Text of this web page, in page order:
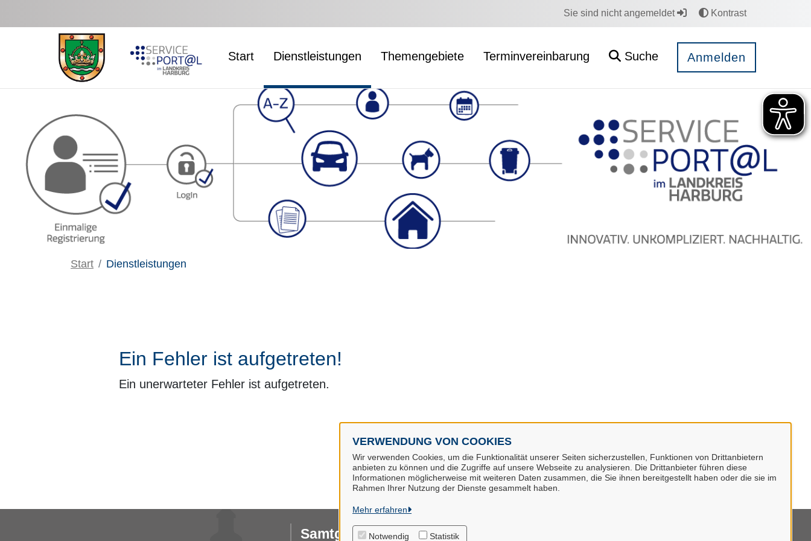
VERWENDUNG VON COOKIES
Wir verwenden Cookies, um die Funktionalität unserer Seiten sicherzustellen, Funktionen von Drittanbietern
anbieten zu können und die Zugriffe auf unsere Webseite zu analysieren. Die Drittanbieter führen diese
Informationen möglicherweise mit weiteren Daten zusammen, die Sie ihnen bereitgestellt haben oder die sie im
Rahmen Ihrer Nutzung der Dienste gesammelt haben.
Mehr erfahren
Notwendig Statistik
Sie sind nicht angemeldet Kontrast
Start Dienstleistungen Themengebiete Terminvereinbarung Suche Anmelden
Start Dienstleistungen
Ein Fehler ist aufgetreten!
Ein unerwarteter Fehler ist aufgetreten.
Samtgemeinde Hollenstedt